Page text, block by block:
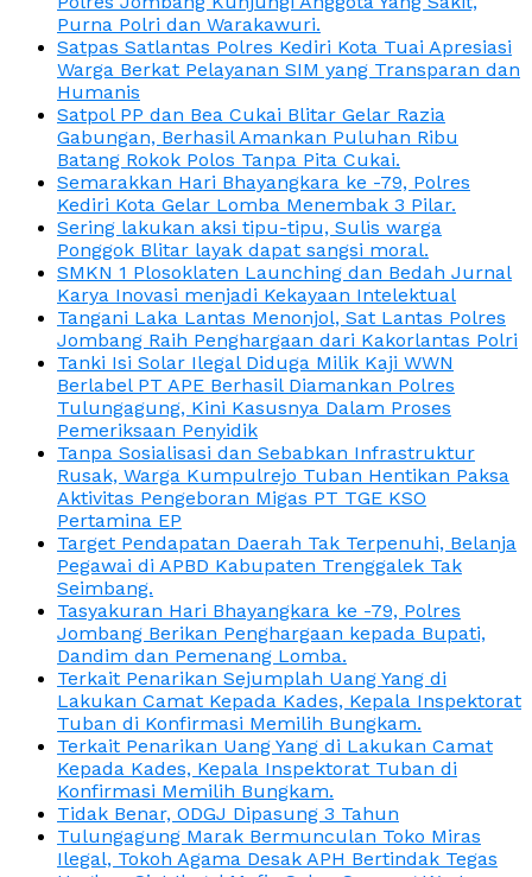
Purna Polri dan Warakawuri.
Satpas Satlantas Polres Kediri Kota Tuai Apresiasi
Warga Berkat Pelayanan SIM yang Transparan dan
Humanis
Satpol PP dan Bea Cukai Blitar Gelar Razia
Gabungan, Berhasil Amankan Puluhan Ribu
Batang Rokok Polos Tanpa Pita Cukai.
Semarakkan Hari Bhayangkara ke -79, Polres
Kediri Kota Gelar Lomba Menembak 3 Pilar.
Sering lakukan aksi tipu-tipu, Sulis warga
Ponggok Blitar layak dapat sangsi moral.
SMKN 1 Plosoklaten Launching dan Bedah Jurnal
Karya Inovasi menjadi Kekayaan Intelektual
Tangani Laka Lantas Menonjol, Sat Lantas Polres
Jombang Raih Penghargaan dari Kakorlantas Polri
Tanki Isi Solar Ilegal Diduga Milik Kaji WWN
Berlabel PT APE Berhasil Diamankan Polres
Tulungagung, Kini Kasusnya Dalam Proses
Pemeriksaan Penyidik
Tanpa Sosialisasi dan Sebabkan Infrastruktur
Rusak, Warga Kumpulrejo Tuban Hentikan Paksa
Aktivitas Pengeboran Migas PT TGE KSO
Pertamina EP
Target Pendapatan Daerah Tak Terpenuhi, Belanja
Pegawai di APBD Kabupaten Trenggalek Tak
Seimbang.
Tasyakuran Hari Bhayangkara ke -79, Polres
Jombang Berikan Penghargaan kepada Bupati,
Dandim dan Pemenang Lomba.
Terkait Penarikan Sejumplah Uang Yang di
Lakukan Camat Kepada Kades, Kepala Inspektorat
Tuban di Konfirmasi Memilih Bungkam.
Terkait Penarikan Uang Yang di Lakukan Camat
Kepada Kades, Kepala Inspektorat Tuban di
Konfirmasi Memilih Bungkam.
Tidak Benar, ODGJ Dipasung 3 Tahun
Tulungagung Marak Bermunculan Toko Miras
Ilegal, Tokoh Agama Desak APH Bertindak Tegas